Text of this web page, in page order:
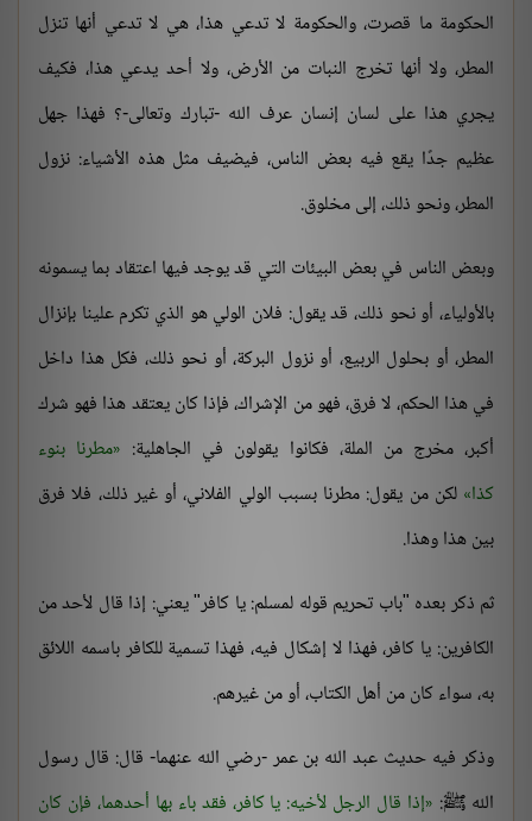
الحكومة ما قصرت، والحكومة لا تدعي هذا، هي لا تدعي أنها تنزل
المطر، ولا أنها تخرج النبات من الأرض، ولا أحد يدعي هذا، فكيف
يجري هذا على لسان إنسان عرف الله -تبارك وتعالى-؟ فهذا جهل
عظيم جدًا يقع فيه بعض الناس، فيضيف مثل هذه الأشياء: نزول
المطر، ونحو ذلك، إلى مخلوق.
وبعض الناس في بعض البيئات التي قد يوجد فيها اعتقاد بما يسمونه
بالأولياء، أو نحو ذلك، قد يقول: فلان الولي هو الذي تكرم علينا بإنزال
المطر، أو بحلول الربيع، أو نزول البركة، أو نحو ذلك، فكل هذا داخل
في هذا الحكم، لا فرق، فهو من الإشراك، فإذا كان يعتقد هذا فهو شرك
أكبر، مخرج من الملة، فكانوا يقولون في الجاهلية:
مطرنا بنوء
كذا لكن من يقول: مطرنا بسبب الولي الفلاني، أو غير ذلك، فلا فرق
بين هذا وهذا.
ثم ذكر بعده "باب تحريم قوله لمسلم: يا كافر" يعني: إذا قال لأحد من
الكافرين: يا كافر، فهذا لا إشكال فيه، فهذا تسمية للكافر باسمه اللائق
به، سواء كان من أهل الكتاب، أو من غيرهم.
وذكر فيه حديث عبد الله بن عمر -رضي الله عنهما- قال: قال رسول
الله ﷺ: إذا قال الرجل لأخيه: يا كافر، فقد باء بها أحدهما، فإن كان